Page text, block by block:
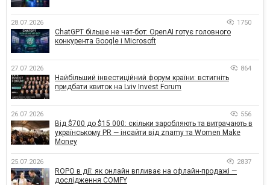
28.07.2026 1750
ChatGPT більше не чат-бот: OpenAI готує головного
конкурента Google і Microsoft
27.07.2026 864
Найбільший інвестиційний форум країни: встигніть
придбати квиток на Lviv Invest Forum
26.07.2026 556
Від $700 до $15 000: скільки заробляють та витрачають в
українському PR — інсайти від znamy та Women Make
Money
25.07.2026 2837
ROPO в дії: як онлайн впливає на офлайн-продажі —
дослідження COMFY